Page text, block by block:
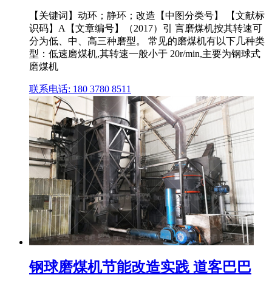
【关键词】动环；静环；改造【中图分类号】 【文献标
识码】A【文章编号】（2017）引 言磨煤机按其转速可
分为低、中、高三种磨型。 常见的磨煤机有以下几种类
型：低速磨煤机,其转速一般小于 20r/min,主要为钢球式
磨煤机
联系电话: 180 3780 8511
钢球磨煤机节能改造实践 道客巴巴